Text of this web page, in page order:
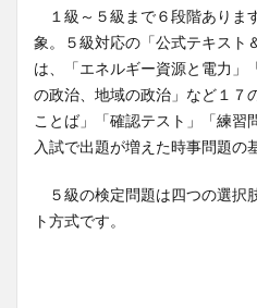
１級～５級まで６段階ありま
象。５級対応の「公式テキスト
は、「エネルギー資源と電力」
の政治、地域の政治」など１７
ことば」「確認テスト」「練習
入試で出題が増えた時事問題の
５級の検定問題は四つの選択
ト方式です。